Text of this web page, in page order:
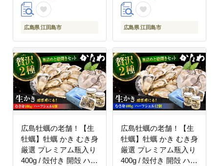
蠣
広島県 江田島市
なわ [XBP014] 牡蠣
広島県 江田島市
広島牡蠣の老舗！【生
牡蠣】牡蠣 かき むき身
厳選 プレミアム瓶入り
400g / 殻付き 開殻 ハー
広島牡蠣の老舗！【生
牡蠣】牡蠣 かき むき身
厳選 プレミアム瓶入り
400g / 殻付き 開殻 ハー